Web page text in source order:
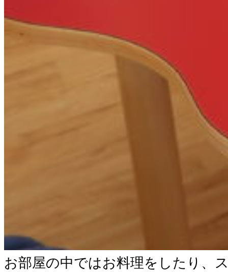
お部屋の中ではお料理をしたり、